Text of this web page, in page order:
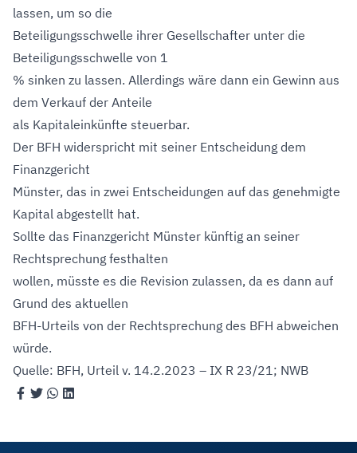
lassen, um so die
Beteiligungsschwelle ihrer Gesellschafter unter die
Beteiligungsschwelle von 1
% sinken zu lassen. Allerdings wäre dann ein Gewinn aus
dem Verkauf der Anteile
als Kapitaleinkünfte steuerbar.
Der BFH widerspricht mit seiner Entscheidung dem
Finanzgericht
Münster, das in zwei Entscheidungen auf das genehmigte
Kapital abgestellt hat.
Sollte das Finanzgericht Münster künftig an seiner
Rechtsprechung festhalten
wollen, müsste es die Revision zulassen, da es dann auf
Grund des aktuellen
BFH-Urteils von der Rechtsprechung des BFH abweichen
würde.
Quelle: BFH, Urteil v. 14.2.2023 – IX R 23/21; NWB